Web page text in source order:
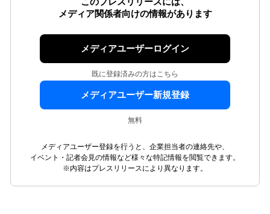
このプレスリリースには、
メディア関係者向けの情報があります
メディアユーザーログイン
既に登録済みの方はこちら
メディアユーザー新規登録
無料
メディアユーザー登録を行うと、企業担当者の連絡先や、
イベント・記者会見の情報など様々な特記情報を閲覧できます。
※内容はプレスリリースにより異なります。